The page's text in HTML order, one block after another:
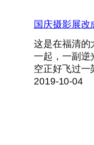
国庆摄影展改
这是在福清的
一起，一副逆
空正好飞过
2019-10-04